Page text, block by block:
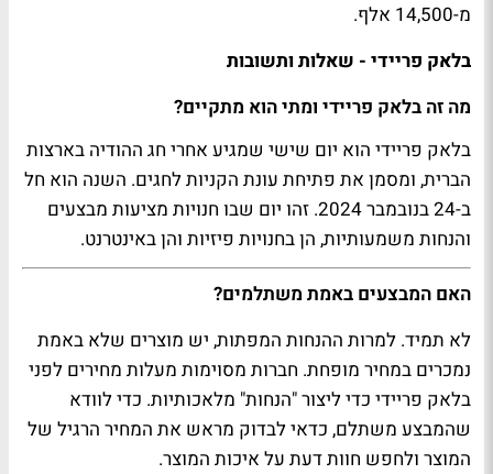
מ-14,500 אלף.
בלאק פריידי - שאלות ותשובות
מה זה בלאק פריידי ומתי הוא מתקיים?
בלאק פריידי הוא יום שישי שמגיע אחרי חג ההודיה בארצות
הברית, ומסמן את פתיחת עונת הקניות לחגים. השנה הוא חל
ב-24 בנובמבר 2024. זהו יום שבו חנויות מציעות מבצעים
והנחות משמעותיות, הן בחנויות פיזיות והן באינטרנט.
האם המבצעים באמת משתלמים?
לא תמיד. למרות ההנחות המפתות, יש מוצרים שלא באמת
נמכרים במחיר מופחת. חברות מסוימות מעלות מחירים לפני
בלאק פריידי כדי ליצור "הנחות" מלאכותיות. כדי לוודא
שהמבצע משתלם, כדאי לבדוק מראש את המחיר הרגיל של
המוצר ולחפש חוות דעת על איכות המוצר.